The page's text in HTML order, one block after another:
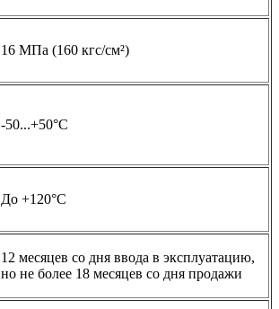
16 МПа (160 кгс/см²)
-50...+50°С
До +120°C
12 месяцев со дня ввода в эксплуатацию,
но не более 18 месяцев со дня продажи